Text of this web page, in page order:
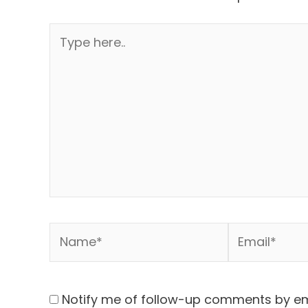
here..
Notify me of follow-up comments by